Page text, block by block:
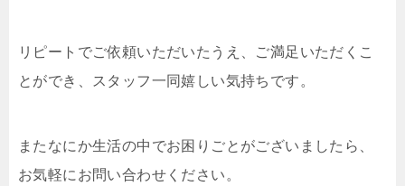
リピートでご依頼いただいたうえ、ご満足いただくこ
とができ、スタッフ一同嬉しい気持ちです。
またなにか生活の中でお困りごとがございましたら、
お気軽にお問い合わせください。